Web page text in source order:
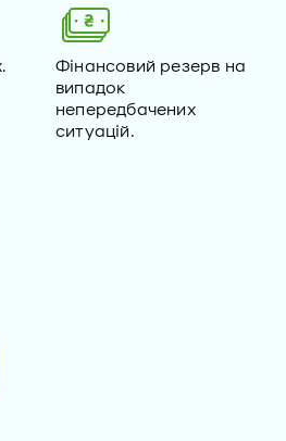
Фінансовий резерв на
випадок
непередбачених
ситуацій.